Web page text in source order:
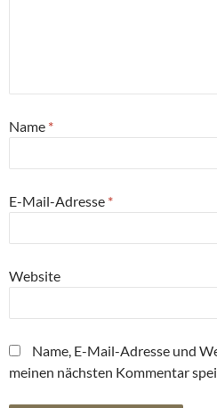
Name *
E-Mail-Adresse *
Website
Name, E-Mail-Adresse und
meinen nächsten Kommentar